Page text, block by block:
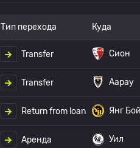
Тип перехода Куда
Transfer Сион
Transfer Аарау
Return from loan Янг
Аренда Уил